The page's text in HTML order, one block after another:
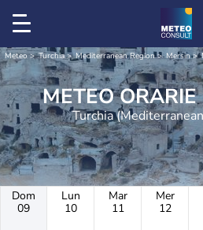
Meteo Turchia Mediterranean Region Mersin
Turchia
Dom
09
Lun
10
Mar
11
Mer
12